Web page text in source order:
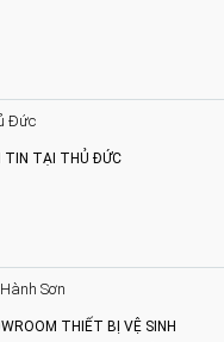
Đức
TIN TẠI THỦ ĐỨC
Sơn
THIẾT BỊ VỆ SINH